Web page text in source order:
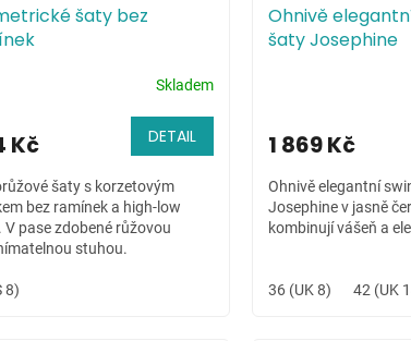
šaty bez
Skladem
Kč DETAIL
šaty s korzetovým
bez ramínek a high-low
V pase zdobené růžovou
stuhou.
8)
Ohnivě
šaty Josephine
1 869 Kč
Ohnivě elegantní
Josephine v jasně
kombinují vášeň a
36 (UK 8) 42 (UK